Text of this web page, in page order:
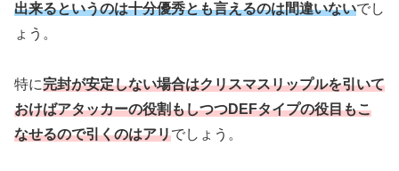
出来るというのは十分優秀とも言えるのは間違いないでし
ょう。
特に完封が安定しない場合はクリスマスリップルを引いて
おけばアタッカーの役割もしつつDEFタイプの役目もこ
なせるので引くのはアリでしょう。